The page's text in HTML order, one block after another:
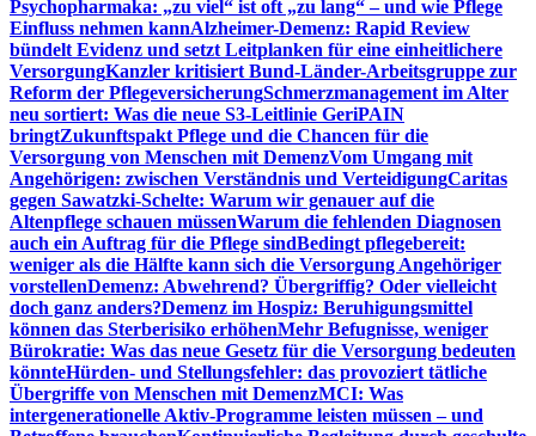
Psychopharmaka: „zu viel“ ist oft „zu lang“ – und wie Pflege
Einfluss nehmen kannAlzheimer-Demenz: Rapid Review
bündelt Evidenz und setzt Leitplanken für eine einheitlichere
VersorgungKanzler kritisiert Bund-Länder-Arbeitsgruppe zur
Reform der PflegeversicherungSchmerzmanagement im Alter
neu sortiert: Was die neue S3-Leitlinie GeriPAIN
bringtZukunftspakt Pflege und die Chancen für die
Versorgung von Menschen mit DemenzVom Umgang mit
Angehörigen: zwischen Verständnis und VerteidigungCaritas
gegen Sawatzki-Schelte: Warum wir genauer auf die
Altenpflege schauen müssenWarum die fehlenden Diagnosen
auch ein Auftrag für die Pflege sindBedingt pflegebereit:
weniger als die Hälfte kann sich die Versorgung Angehöriger
vorstellenDemenz: Abwehrend? Übergriffig? Oder vielleicht
doch ganz anders?Demenz im Hospiz: Beruhigungsmittel
können das Sterberisiko erhöhenMehr Befugnisse, weniger
Bürokratie: Was das neue Gesetz für die Versorgung bedeuten
könnteHürden- und Stellungsfehler: das provoziert tätliche
Übergriffe von Menschen mit DemenzMCI: Was
intergenerationelle Aktiv-Programme leisten müssen – und